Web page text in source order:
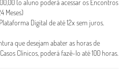
WhatsApp:
(11) 97162-3456
E-mail:
ead@ebramec.edu.br
Meses)
Digital de até 12x sem juros.
que desejam abater as horas de
Clínicos, poderá fazê-lo até 100 horas.